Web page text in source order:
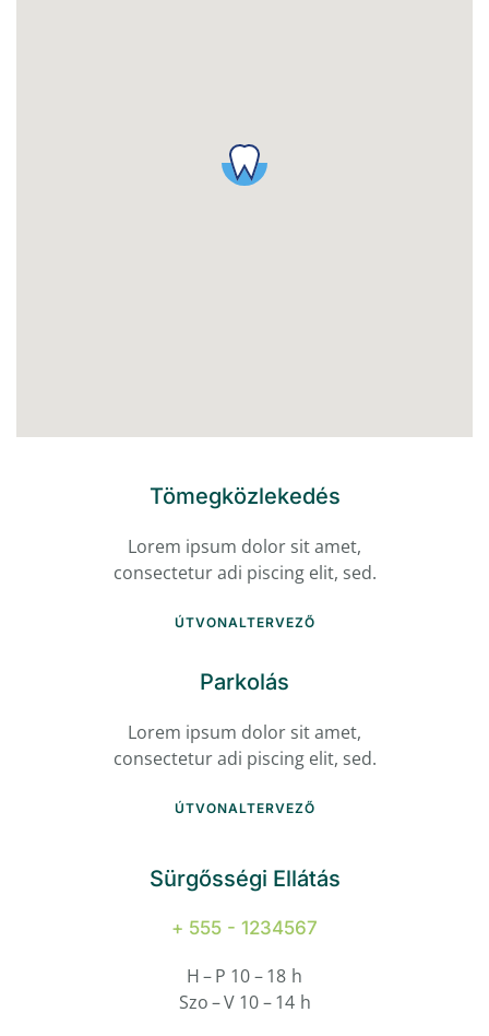
Tömegközlekedés
Lorem ipsum dolor sit amet,
consectetur adi piscing elit, sed.
ÚTVONALTERVEZŐ
Parkolás
Lorem ipsum dolor sit amet,
consectetur adi piscing elit, sed.
ÚTVONALTERVEZŐ
Sürgősségi Ellátás
+ 555 - 1234567
H – P 10 – 18 h
Szo – V 10 – 14 h